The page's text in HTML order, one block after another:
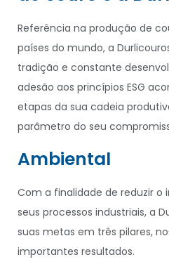
Referência na produção de
países do mundo, a
tradição e constante
adesão aos princípios ESG
etapas da sua cadeia
parâmetro do seu
Ambiental
Com a finalidade de reduzir
seus processos industriais, a
suas metas em três pilares,
importantes resultados.